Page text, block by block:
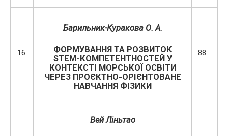
16.
Барильник-Куракова О. А.
ФОРМУВАННЯ ТА РОЗВИТОК
STEM-КОМПЕТЕНТНОСТЕЙ У
КОНТЕКСТІ МОРСЬКОЇ ОСВІТИ
ЧЕРЕЗ ПРОЄКТНО-ОРІЄНТОВАНЕ
НАВЧАННЯ ФІЗИКИ
88
Вей Ліньтао